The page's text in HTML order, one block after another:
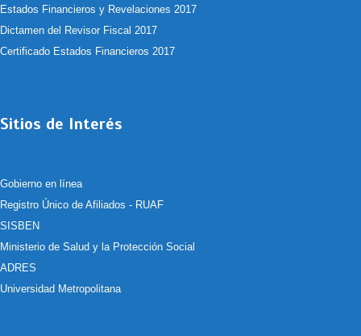
Estados Financieros y Revelaciones 2017
Dictamen del Revisor Fiscal 2017
Certificado Estados Financieros 2017
Sitios de Interés
Gobierno en línea
Registro Único de Afiliados - RUAF
SISBEN
Ministerio de Salud y la Protección Social
ADRES
Universidad Metropolitana